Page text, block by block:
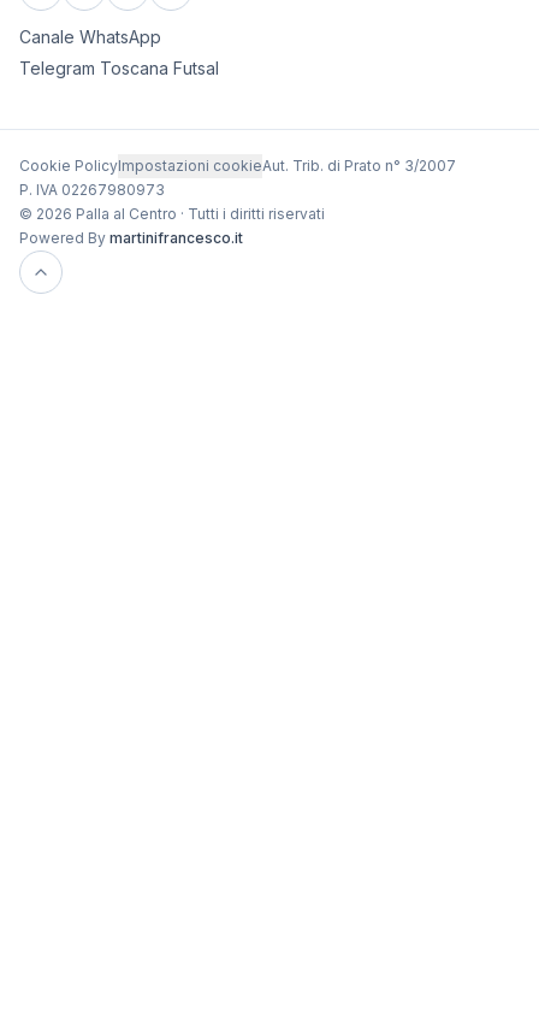
Canale WhatsApp
Telegram Toscana Futsal
Cookie PolicyImpostazioni cookieAut. Trib. di Prato n° 3/2007
P. IVA 02267980973
© 2026 Palla al Centro · Tutti i diritti riservati
Powered By martinifrancesco.it